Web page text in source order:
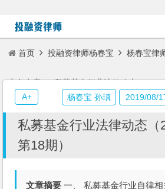
首页 投融资律师杨春宝 杨春宝律
实务文章 私募基金行业法律动态（
私募基金行业法律动态（
第18期）
文章摘要 一、 私募基金行业自律
杨春宝 孙瑱 2019/08/
A+